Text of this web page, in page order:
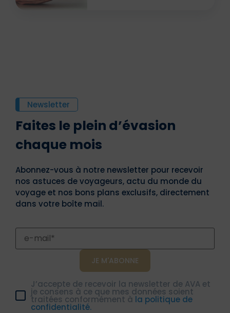
Newsletter
Faites le plein d’évasion
chaque mois
Abonnez-vous à notre newsletter pour recevoir
nos astuces de voyageurs, actu du monde du
voyage et nos bons plans exclusifs, directement
dans votre boîte mail.
J’accepte de recevoir la newsletter de AVA et
je consens à ce que mes données soient
traitées conformément à la politique de
confidentialité.